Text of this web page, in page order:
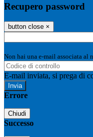
Recupero password
button close ×
Non hai una e-mail associata al
E-mail inviata, si prega di
Errore
Chiudi
Successo